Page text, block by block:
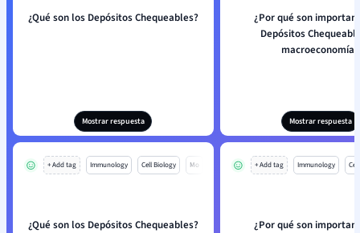
¿Qué son los Depósitos Chequeables?
Mostrar respuesta
¿Por qué son
Depósitos
macroeconomía?
Mostrar respuesta
+ Add tag Immunology Cell Biology Mo
¿Qué son los Depósitos Chequeables?
+ Add tag Immunology
¿Por qué son